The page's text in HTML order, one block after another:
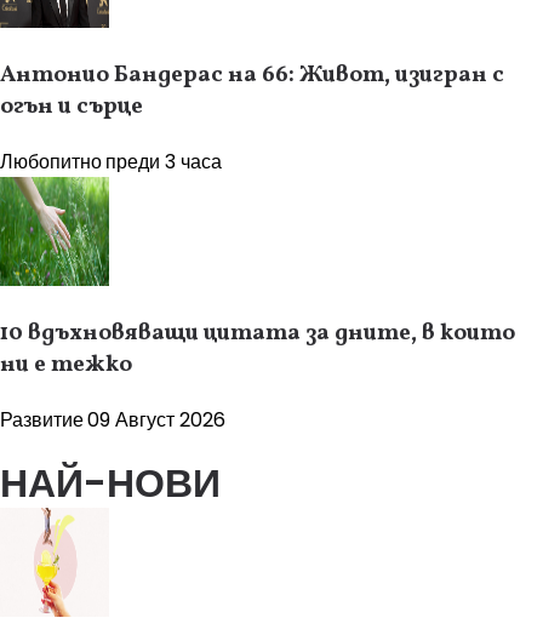
Антонио Бандерас на 66: Живот, изигран с
огън и сърце
Любопитнопреди 3 часа
10 вдъхновяващи цитата за дните, в които
ни е тежко
Развитие09 Август 2026
НАЙ-НОВИ